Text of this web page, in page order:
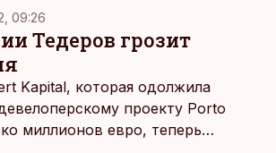
в условиях войны, ДВ
правления Nordecon
и исполнительным директором
Юрием Петриком.
09:26
Тедеров грозит
Kapital, которая одолжила
проекту Porto
миллионов евро, теперь